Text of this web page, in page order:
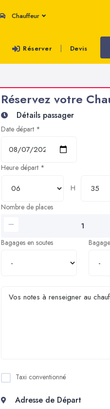
Chauffeur
Réserver | Devis
Réservez votre
Détails passager
Date départ *
Heure départ *
H
Nombre de places
Bagages en soutes
Taxi conventionné
Adresse de Départ